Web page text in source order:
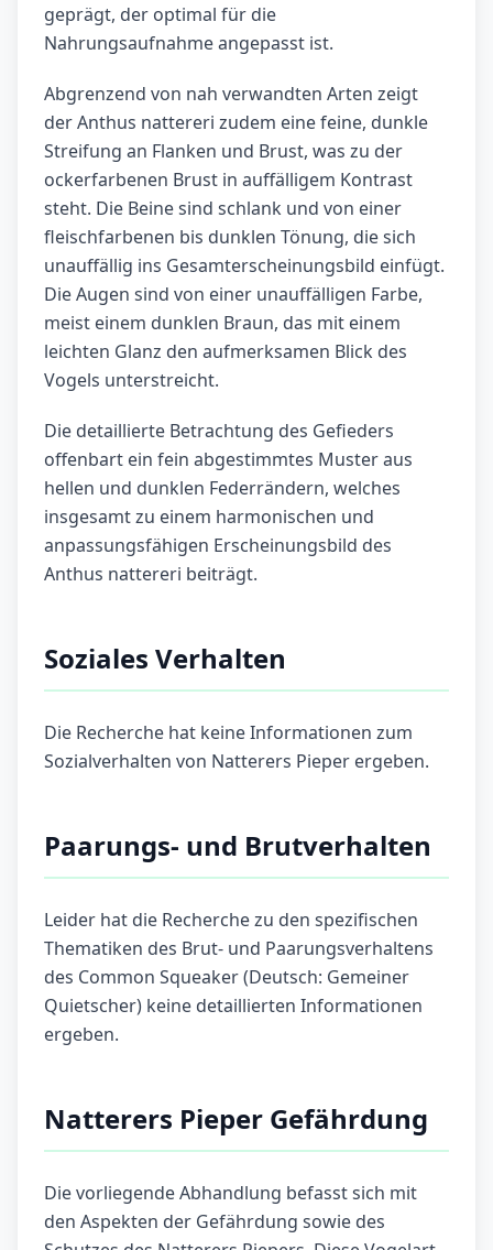
geprägt, der optimal für die
Nahrungsaufnahme angepasst ist.
Abgrenzend von nah verwandten Arten zeigt
der Anthus nattereri zudem eine feine, dunkle
Streifung an Flanken und Brust, was zu der
ockerfarbenen Brust in auffälligem Kontrast
steht. Die Beine sind schlank und von einer
fleischfarbenen bis dunklen Tönung, die sich
unauffällig ins Gesamterscheinungsbild einfügt.
Die Augen sind von einer unauffälligen Farbe,
meist einem dunklen Braun, das mit einem
leichten Glanz den aufmerksamen Blick des
Vogels unterstreicht.
Die detaillierte Betrachtung des Gefieders
offenbart ein fein abgestimmtes Muster aus
hellen und dunklen Federrändern, welches
insgesamt zu einem harmonischen und
anpassungsfähigen Erscheinungsbild des
Anthus nattereri beiträgt.
Soziales Verhalten
Die Recherche hat keine Informationen zum
Sozialverhalten von Natterers Pieper ergeben.
Paarungs- und Brutverhalten
Leider hat die Recherche zu den spezifischen
Thematiken des Brut- und Paarungsverhaltens
des Common Squeaker (Deutsch: Gemeiner
Quietscher) keine detaillierten Informationen
ergeben.
Natterers Pieper Gefährdung
Die vorliegende Abhandlung befasst sich mit
den Aspekten der Gefährdung sowie des